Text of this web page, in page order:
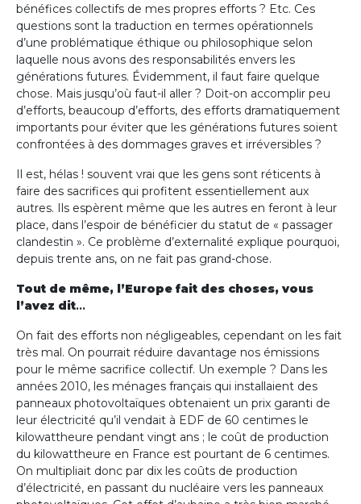
bénéfices collectifs de mes propres efforts ? Etc. Ces
questions sont la traduction en termes opérationnels
d’une problématique éthique ou philosophique selon
laquelle nous avons des responsabilités envers les
générations futures. Évidemment, il faut faire quelque
chose. Mais jusqu’où faut-il aller ? Doit-on accomplir peu
d’efforts, beaucoup d’efforts, des efforts dramatiquement
importants pour éviter que les générations futures soient
confrontées à des dommages graves et irréversibles ?
Il est, hélas ! souvent vrai que les gens sont réticents à
faire des sacrifices qui profitent essentiellement aux
autres. Ils espèrent même que les autres en feront à leur
place, dans l’espoir de bénéficier du statut de « passager
clandestin ». Ce problème d’externalité explique pourquoi,
depuis trente ans, on ne fait pas grand-chose.
Tout de même, l’Europe fait des choses, vous
l’avez dit…
On fait des efforts non négligeables, cependant on les fait
très mal. On pourrait réduire davantage nos émissions
pour le même sacrifice collectif. Un exemple ? Dans les
années 2010, les ménages français qui installaient des
panneaux photovoltaïques obtenaient un prix garanti de
leur électricité qu’il vendait à EDF de 60 centimes le
kilowattheure pendant vingt ans ; le coût de production
du kilowattheure en France est pourtant de 6 centimes.
On multipliait donc par dix les coûts de production
d’électricité, en passant du nucléaire vers les panneaux